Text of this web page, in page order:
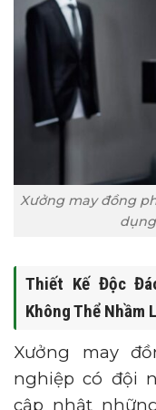
Xưởng may đồng
Thiết Kế Độc
Không Thể Nhầm
Xưởng may
nghiệp có đội
cập nhật